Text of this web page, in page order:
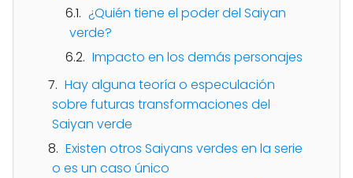
¿Quién tiene el poder del Saiyan
verde?
Impacto en los demás personajes
Hay alguna teoría o especulación
sobre futuras transformaciones del
Saiyan verde
Existen otros Saiyans verdes en la serie
o es un caso único